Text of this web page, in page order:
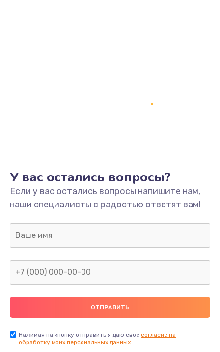
У вас остались вопросы?
Если у вас остались вопросы напишите нам,
наши специалисты с радостью ответят вам!
Нажимая на кнопку отправить я даю свое согласие на
обработку моих персональных данных.